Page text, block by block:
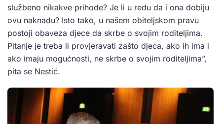
službeno nikakve prihode? Je li u redu da i ona dobiju
ovu naknadu? Isto tako, u našem obiteljskom pravu
postoji obaveza djece da skrbe o svojim roditeljima.
Pitanje je treba li provjeravati zašto djeca, ako ih ima i
ako imaju mogućnosti, ne skrbe o svojim roditeljima”,
pita se Nestić.